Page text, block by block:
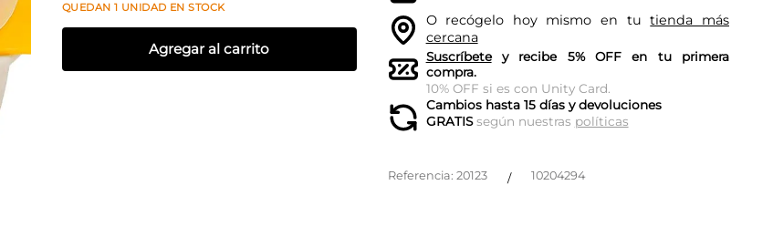
QUEDAN 1 UNIDAD EN STOCK
Agregar al carrito
O recógelo hoy mismo en tutienda más
cercana
Suscríbetey recibe 5% OFF en tu primera
compra.
10% OFF si es con Unity Card.
Cambios hasta 15 días y devoluciones
GRATISsegún nuestras políticas
Referencia: 20123 / 10204294